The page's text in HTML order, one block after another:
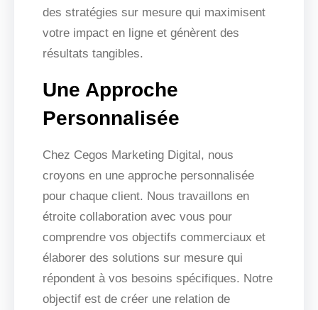
des stratégies sur mesure qui maximisent
votre impact en ligne et génèrent des
résultats tangibles.
Une Approche
Personnalisée
Chez Cegos Marketing Digital, nous
croyons en une approche personnalisée
pour chaque client. Nous travaillons en
étroite collaboration avec vous pour
comprendre vos objectifs commerciaux et
élaborer des solutions sur mesure qui
répondent à vos besoins spécifiques. Notre
objectif est de créer une relation de